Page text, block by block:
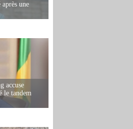
une
accuse
le tandem